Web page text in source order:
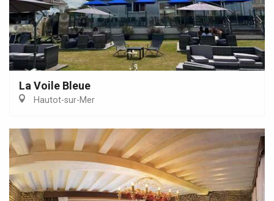
La Voile Bleue
Hautot-sur-Mer